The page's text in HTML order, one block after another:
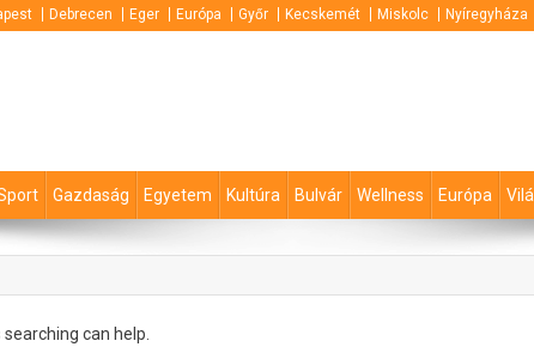
Debrecen Eger Európa Győr Kecskemét Miskolc Nyíregyháza
Gazdaság Egyetem Kultúra Bulvár Wellness Európa
can help.